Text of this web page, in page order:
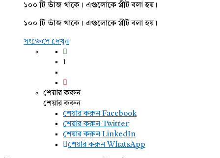
১০০ টি ভাঁজ থাকে। এগুলোকে প্লীট বলা হয়।
১০০ টি ভাঁজ থাকে। এগুলোকে প্লীট বলা হয়।
সংক্ষেপে দেখুন
1
শেয়ার করুন
শেয়ার করুন
শেয়ার করুনFacebook
শেয়ার করুন Twitter
শেয়ার করুন LinkedIn
শেয়ার করুন WhatsApp